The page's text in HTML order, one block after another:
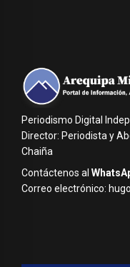
Periodismo Digital
Director: Periodista y
Chaiña
Contáctenos al
Correo electrónico: